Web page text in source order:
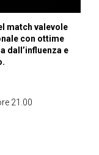
match valevole
con ottime
dall’influenza e
21.00